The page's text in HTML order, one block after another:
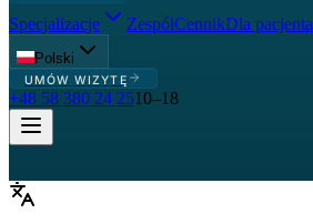
Specjalizacje ZespółCennikDla pacjenta
Polski
UMÓW WIZYTĘ
+48 58 380 24 2510–18